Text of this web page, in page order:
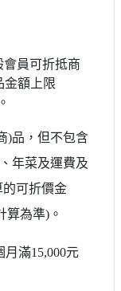
員可折抵商
金額上限
)品，但不包含
年菜及運費及
可折價金
算為準)。
滿15,000元